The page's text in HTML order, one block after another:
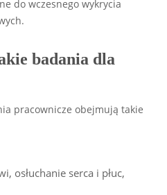
do wczesnego wykrycia
badania dla
pracownicze obejmują takie
osłuchanie serca i płuc,